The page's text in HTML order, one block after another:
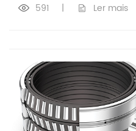
591 | Ler mais